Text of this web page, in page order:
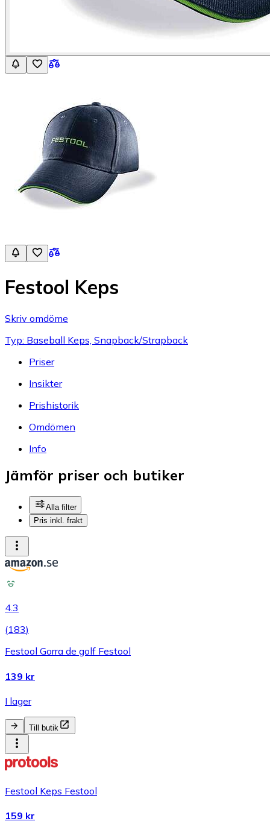
Festool Keps
Skriv omdöme
Typ: Baseball Keps, Snapback/Strapback
Priser
Insikter
Prishistorik
Omdömen
Info
Jämför priser och butiker
Alla filter
Pris inkl. frakt
4.3
(183)
Festool Gorra de golf Festool
139 kr
I lager
Till butik
Festool Keps Festool
159 kr